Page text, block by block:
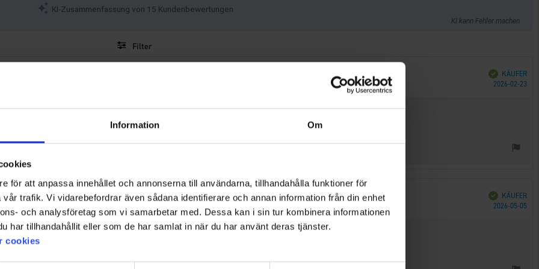
Information Om
för att anpassa innehållet och annonserna till användarna, tillhandahålla funktioner för
trafik. Vi vidarebefordrar även sådana identifierare och annan information från din enhet
och analysföretag som vi samarbetar med. Dessa kan i sin tur kombinera informationen
har tillhandahållit eller som de har samlat in när du har använt deras tjänster.
cookies
KI-Zusammenfassung von 15 Kundenbewertungen
KI kann Fehler machen
Filter
Verifiziert
KÄUFER
2026-02-23
Kabel, Brillen und andere Dinge in Ihrem Computerrucksack ordentlich zu verstauen.
Verifiziert
KÄUFER
2026-05-05